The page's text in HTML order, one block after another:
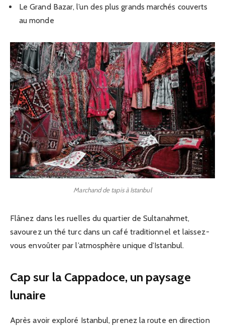
Le Grand Bazar, l’un des plus grands marchés couverts
au monde
Marchand de tapis à Istanbul
Flânez dans les ruelles du quartier de Sultanahmet,
savourez un thé turc dans un café traditionnel et laissez-
vous envoûter par l’atmosphère unique d’Istanbul.
Cap sur la Cappadoce, un paysage
lunaire
Après avoir exploré Istanbul, prenez la route en direction